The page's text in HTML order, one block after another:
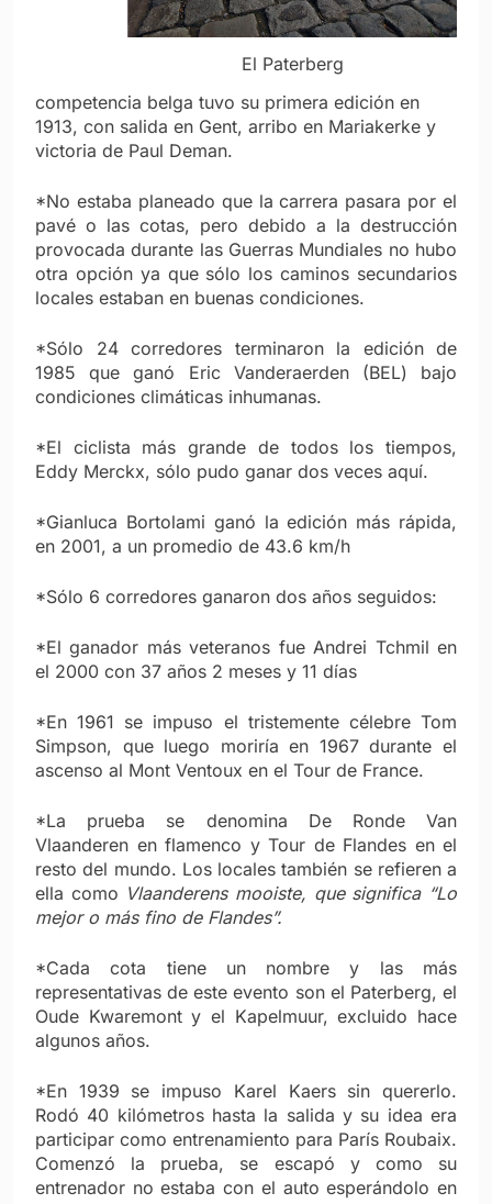
El Paterberg
competencia belga tuvo su primera edición en
1913, con salida en Gent, arribo en Mariakerke y
victoria de Paul Deman.
*No estaba planeado que la carrera pasara por el
pavé o las cotas, pero debido a la destrucción
provocada durante las Guerras Mundiales no hubo
otra opción ya que sólo los caminos secundarios
locales estaban en buenas condiciones.
*Sólo 24 corredores terminaron la edición de
1985 que ganó Eric Vanderaerden (BEL) bajo
condiciones climáticas inhumanas.
*El ciclista más grande de todos los tiempos,
Eddy Merckx, sólo pudo ganar dos veces aquí.
*Gianluca Bortolami ganó la edición más rápida,
en 2001, a un promedio de 43.6 km/h
*Sólo 6 corredores ganaron dos años seguidos:
*El ganador más veteranos fue Andrei Tchmil en
el 2000 con 37 años 2 meses y 11 días
*En 1961 se impuso el tristemente célebre Tom
Simpson, que luego moriría en 1967 durante el
ascenso al Mont Ventoux en el Tour de France.
*La prueba se denomina De Ronde Van
Vlaanderen en flamenco y Tour de Flandes en el
resto del mundo. Los locales también se refieren a
ella como Vlaanderens mooiste, que significa “Lo
mejor o más fino de Flandes”.
*Cada cota tiene un nombre y las más
representativas de este evento son el Paterberg, el
Oude Kwaremont y el Kapelmuur, excluido hace
algunos años.
*En 1939 se impuso Karel Kaers sin quererlo.
Rodó 40 kilómetros hasta la salida y su idea era
participar como entrenamiento para París Roubaix.
Comenzó la prueba, se escapó y como su
entrenador no estaba con el auto esperándolo en